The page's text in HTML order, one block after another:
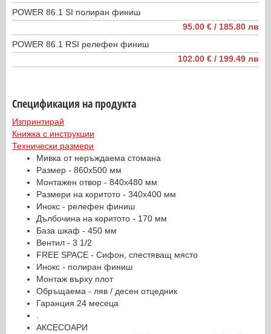
POWER 86.1 SI полиран финиш
95.00 € / 185.80 лв
POWER 86.1 RSI релефен финиш
102.00 € / 199.49 лв
Спецификация на продукта
Изпринтирай
Книжка с инструкции
Технически размери
Мивка от неръждаема стомана
Размер - 860x500 мм
Монтажен отвор - 840x480 мм
Размери на коритото - 340x400 мм
Инокс - релефен финиш
Дълбочина на коритото - 170 мм
База шкаф - 450 мм
Вентил - 3 1/2
FREE SPACE - Сифон, спестяващ място
Инокс - полиран финиш
Монтаж върху плот
Обръщаема - ляв / десен отцедник
Гаранция 24 месеца
АКСЕСОАРИ